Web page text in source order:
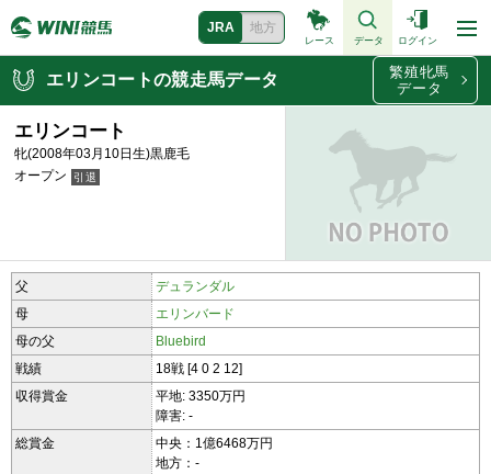
JRA 地方
レース データ ログイン
エリンコートの競走馬データ
繁殖牝馬
データ
エリンコート
牝(2008年03月10日生)黒鹿毛
オープン
父
デュランダル
母
エリンバード
母の父
Bluebird
戦績
18戦 [4 0 2 12]
収得賞金
平地: 3350万円
障害: -
総賞金
中央：1億6468万円
地方：-